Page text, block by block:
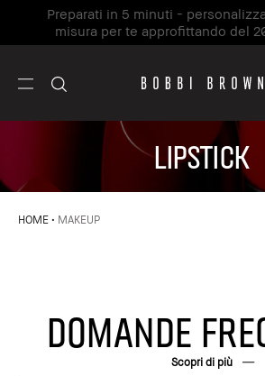
Preparati in 5 minuti -
misura per te approfittando del
LIPSTICK
HOME MAKEUP
DOMANDE
Scopri di più